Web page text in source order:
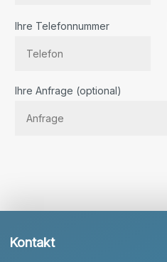
Ihre Telefonnummer
Ihre Anfrage (optional)
Kontakt